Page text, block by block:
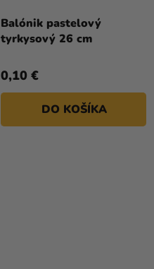
Balónik pastelový
tyrkysový 26 cm
0,10 €
DO KOŠÍKA